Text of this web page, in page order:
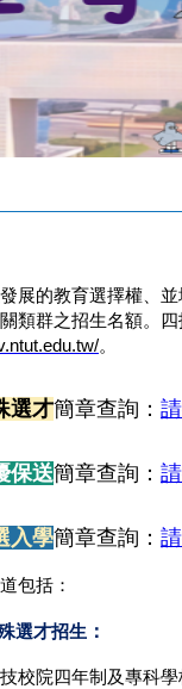
展的教育選擇權、
類群之招生名額。
。
選才簡章查詢：
保送簡章查詢：
入學簡章查詢：
包括：
選才招生 ：
校院四年制及專科